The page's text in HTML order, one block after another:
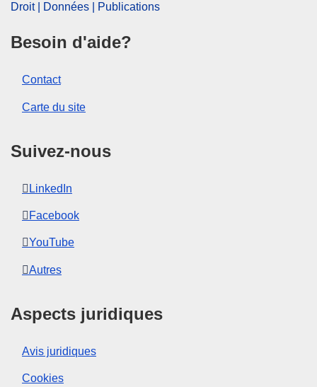
Droit | Données | Publications
Besoin d'aide?
Contact
Carte du site
Suivez-nous
LinkedIn
Facebook
YouTube
Autres
Aspects juridiques
Avis juridiques
Cookies